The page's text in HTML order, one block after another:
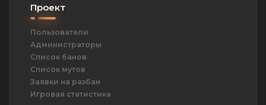
Проект
Пользователи
Администраторы
Список банов
Список мутов
Заявки на разбан
Игровая статистика